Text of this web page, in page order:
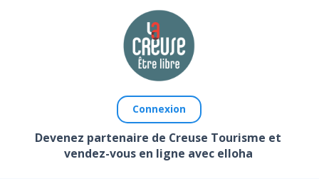
Connexion
Devenez partenaire de Creuse Tourisme et
vendez-vous en ligne avec elloha